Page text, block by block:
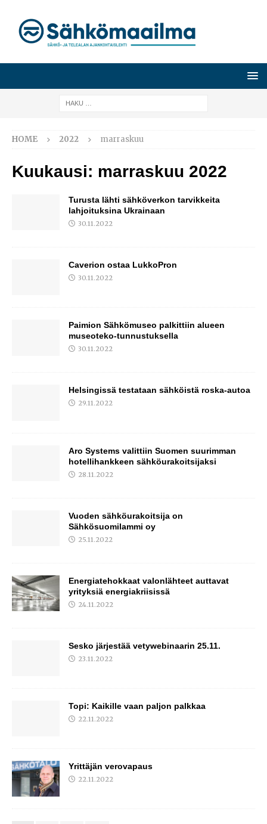
HOME 2022 marraskuu
Kuukausi: marraskuu 2022
Turusta lähti sähköverkon tarvikkeita
lahjoituksina Ukrainaan
30.11.2022
Caverion ostaa LukkoPron
30.11.2022
Paimion Sähkömuseo palkittiin alueen
museoteko-tunnustuksella
30.11.2022
Helsingissä testataan sähköistä roska-autoa
29.11.2022
Aro Systems valittiin Suomen suurimman
hotellihankkeen sähköurakoitsijaksi
28.11.2022
Vuoden sähköurakoitsija on
Sähkösuomilammi oy
25.11.2022
Energiatehokkaat valonlähteet auttavat
yrityksiä energiakriisissä
24.11.2022
Sesko järjestää vetywebinaarin 25.11.
23.11.2022
Topi: Kaikille vaan paljon palkkaa
22.11.2022
Yrittäjän verovapaus
22.11.2022